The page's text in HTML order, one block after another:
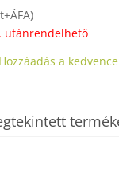
+ÁFA)
utánrendelhető
Hozzáadás a